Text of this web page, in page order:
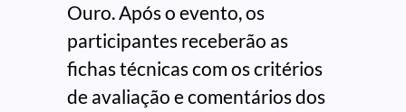
Ouro. Após o evento, os
participantes receberão as
fichas técnicas com os critérios
de avaliação e comentários dos